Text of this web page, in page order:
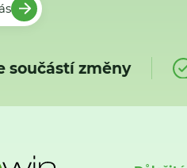
součástí změny